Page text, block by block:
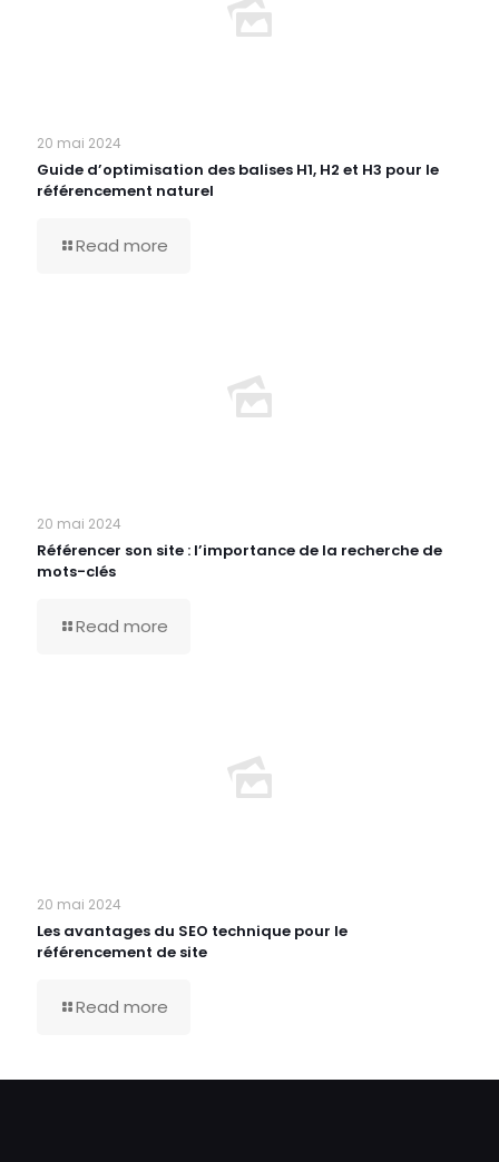
20 mai 2024
Guide d’optimisation des balises H1, H2 et H3 pour le
référencement naturel
Read more
20 mai 2024
Référencer son site : l’importance de la recherche de
mots-clés
Read more
20 mai 2024
Les avantages du SEO technique pour le
référencement de site
Read more